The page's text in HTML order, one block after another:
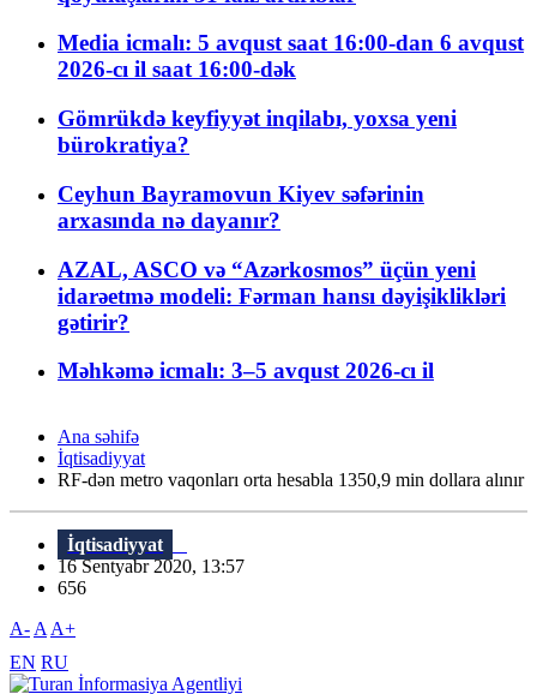
Media icmalı: 5 avqust saat 16:00-dan 6 avqust
2026-cı il saat 16:00-dək
Gömrükdə keyfiyyət inqilabı, yoxsa yeni
bürokratiya?
Ceyhun Bayramovun Kiyev səfərinin
arxasında nə dayanır?
AZAL, ASCO və “Azərkosmos” üçün yeni
idarəetmə modeli: Fərman hansı dəyişiklikləri
gətirir?
Məhkəmə icmalı: 3–5 avqust 2026-cı il
Ana səhifə
İqtisadiyyat
RF-dən metro vaqonları orta hesabla 1350,9 min dollara alınır
İqtisadiyyat
16 Sentyabr 2020, 13:57
656
A- A A+
EN RU